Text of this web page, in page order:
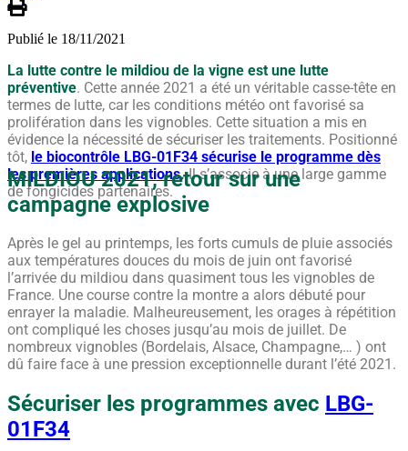
Publié le 18/11/2021
La lutte contre le mildiou de la vigne est une lutte
préventive. Cette année 2021 a été un véritable casse-tête en
termes de lutte, car les conditions météo ont favorisé sa
prolifération dans les vignobles. Cette situation a mis en
évidence la nécessité de sécuriser les traitements. Positionné
tôt, le biocontrôle LBG-01F34 sécurise le programme dès
les premières applications. Il s’associe à une large gamme
de fongicides partenaires.
MILDIOU 2021, retour sur une
campagne explosive
Après le gel au printemps, les forts cumuls de pluie associés
aux températures douces du mois de juin ont favorisé
l’arrivée du mildiou dans quasiment tous les vignobles de
France. Une course contre la montre a alors débuté pour
enrayer la maladie. Malheureusement, les orages à répétition
ont compliqué les choses jusqu’au mois de juillet. De
nombreux vignobles (Bordelais, Alsace, Champagne,… ) ont
dû faire face à une pression exceptionnelle durant l’été 2021.
Sécuriser les programmes avec LBG-
01F34